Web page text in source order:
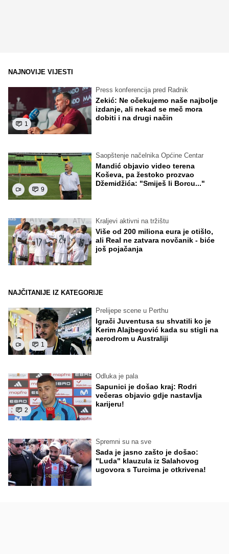
NAJNOVIJE VIJESTI
1
Press konferencija pred Radnik
Zekić: Ne očekujemo naše najbolje
izdanje, ali nekad se meč mora
dobiti i na drugi način
9
Saopštenje načelnika Općine Centar
Mandić objavio video terena
Koševa, pa žestoko prozvao
Džemidžića: "Smiješ li Borcu..."
Kraljevi aktivni na tržištu
Više od 200 miliona eura je otišlo,
ali Real ne zatvara novčanik - biće
još pojačanja
NAJČITANIJE IZ KATEGORIJE
1
Prelijepe scene u Perthu
Igrači Juventusa su shvatili ko je
Kerim Alajbegović kada su stigli na
aerodrom u Australiji
2
Odluka je pala
Sapunici je došao kraj: Rodri
večeras objavio gdje nastavlja
karijeru!
Spremni su na sve
Sada je jasno zašto je došao:
"Luda" klauzula iz Salahovog
ugovora s Turcima je otkrivena!